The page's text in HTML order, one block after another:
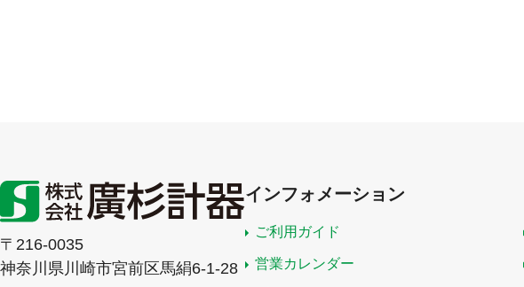
〒216-0035
神奈川県川崎市宮前区馬絹6-1-28
インフォメーション
ご利用ガイド
営業カレンダー